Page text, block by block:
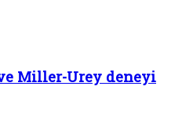
Miller-Urey deneyi